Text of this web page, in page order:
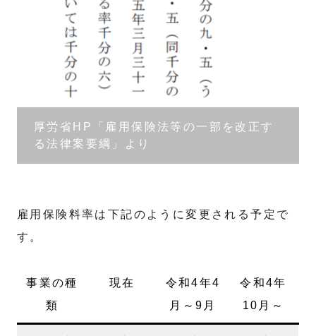
厚労省HP「雇用保険法等の一部を改正す
る法律案要綱」より
雇用保険料率は下記のように変更される予定で
す。
事業の種
類
現在
令和4年4
月～9月
令和4年
10月～